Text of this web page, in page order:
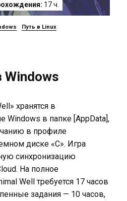
17 ч.
Путь в Linux
Windows
хранятся в
Windows в папке [AppData],
в профиле
диске «C». Игра
синхронизацию
На полное
Well требуется 17 часов
задания — 10 часов,